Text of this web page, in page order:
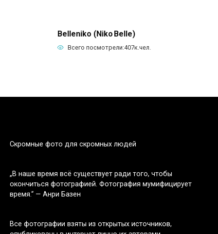
Belleniko (Niko Belle)
Всего посмотрели:407к.чел.
Скромные фото для скромных людей
„В наше время всё существует ради того, чтобы
окончиться фотографией. Фотография мумифицирует
время.“ — Анри Базен
Все фотографии взяты из открытых источников,